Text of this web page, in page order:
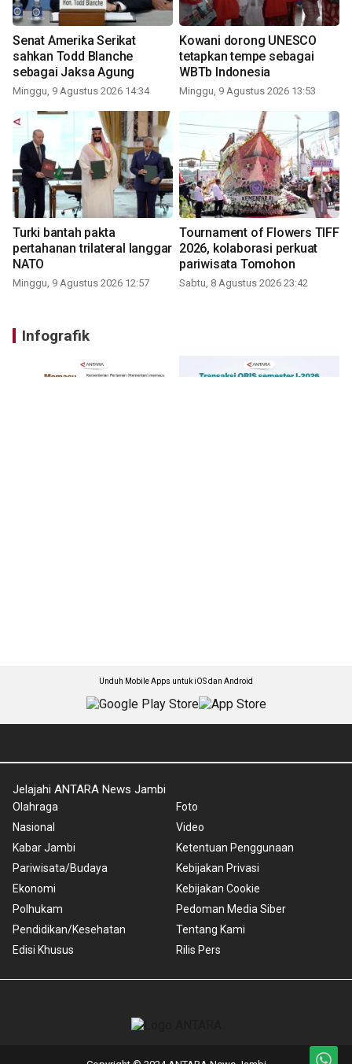
Senat Amerika Serikat
sahkan Todd Blanche
sebagai Jaksa Agung
Minggu, 9 Agustus 2026 14:34
Kowani dorong UNESCO
tetapkan tempe sebagai
WBTb Indonesia
Minggu, 9 Agustus 2026 13:53
Turki bantah pakta
pertahanan trilateral langgar
NATO
Minggu, 9 Agustus 2026 12:57
Tournament of Flowers TIFF
2026, kolaborasi perkuat
pariwisata Tomohon
Sabtu, 8 Agustus 2026 23:42
Infografik
Unduh Mobile Apps untuk iOS dan Android
Jelajahi ANTARA News Jambi
Olahraga
Nasional
Kabar Jambi
Pariwisata/Budaya
Ekonomi
Polhukam
Pendidikan/Kesehatan
Edisi Khusus
Foto
Video
Ketentuan Penggunaan
Kebijakan Privasi
Kebijakan Cookie
Pedoman Media Siber
Tentang Kami
Rilis Pers